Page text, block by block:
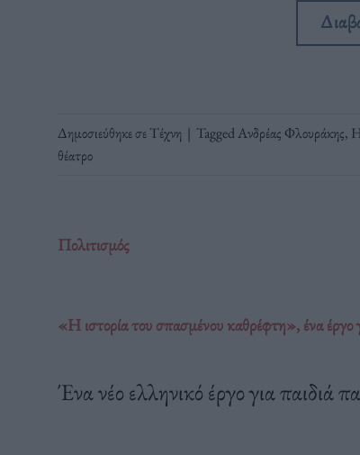
Δημοσιεύθηκε σεΤέχνη | TaggedΑνδρέας Φλουράκης,
θέατρο
Πολιτισμός
«Η ιστορία του σπασμένου καθρέφτη», ένα έργο
Ένα νέο ελληνικό έργο για παιδιά